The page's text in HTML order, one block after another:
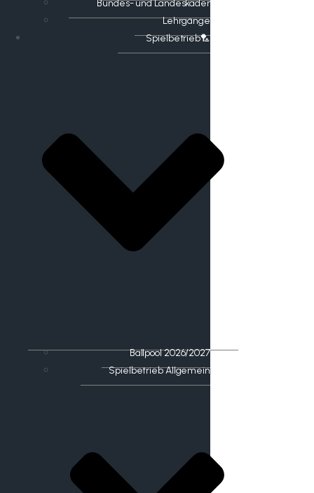
Bundes- und Landeskader
Lehrgänge
Spielbetrieb🏸
Ballpool 2026/2027
Spielbetrieb Allgemein